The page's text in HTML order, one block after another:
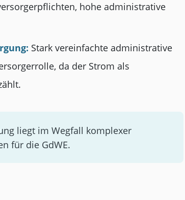
hohe administrative
Stark vereinfachte administrative
da der Strom als
liegt im Wegfall komplexer
für die GdWE.